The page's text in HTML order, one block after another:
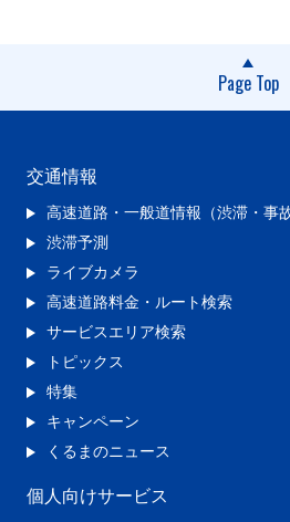
Page Top
交通情報
高速道路・一般道情報（渋滞・事
渋滞予測
ライブカメラ
高速道路料金・ルート検索
サービスエリア検索
トピックス
特集
キャンペーン
くるまのニュース
個人向けサービス